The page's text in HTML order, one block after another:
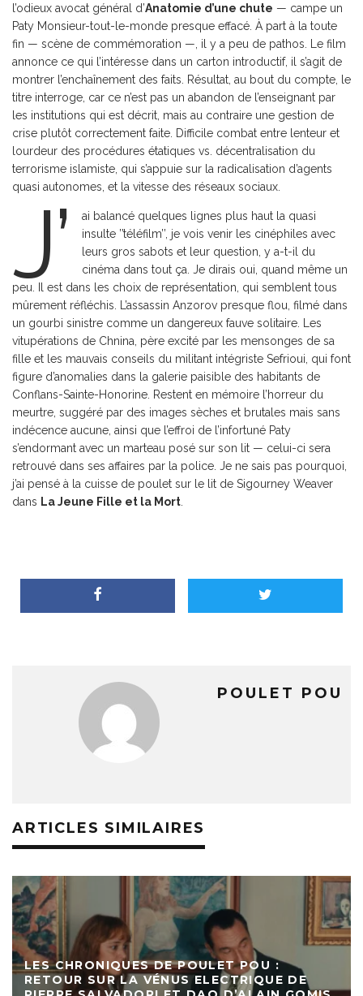
l’odieux avocat général d’Anatomie d’une chute — campe un
Paty Monsieur-tout-le-monde presque effacé. À part à la toute
fin — scène de commémoration —, il y a peu de pathos. Le film
annonce ce qui l’intéresse dans un carton introductif, il s’agit de
montrer l’enchaînement des faits. Résultat, au bout du compte, le
titre interroge, car ce n’est pas un abandon de l’enseignant par
les institutions qui est décrit, mais au contraire une gestion de
crise plutôt correctement faite. Difficile combat entre lenteur et
lourdeur des procédures étatiques vs. décentralisation du
terrorisme islamiste, qui s’appuie sur la radicalisation d’agents
quasi autonomes, et la vitesse des réseaux sociaux.
J’
ai balancé quelques lignes plus haut la quasi
insulte ’’téléfilm’’, je vois venir les cinéphiles avec
leurs gros sabots et leur question, y a-t-il du
cinéma dans tout ça. Je dirais oui, quand même un
peu. Il est dans les choix de représentation, qui semblent tous
mûrement réfléchis. L’assassin Anzorov presque flou, filmé dans
un gourbi sinistre comme un dangereux fauve solitaire. Les
vitupérations de Chnina, père excité par les mensonges de sa
fille et les mauvais conseils du militant intégriste Sefrioui, qui font
figure d’anomalies dans la galerie paisible des habitants de
Conflans-Sainte-Honorine. Restent en mémoire l’horreur du
meurtre, suggéré par des images sèches et brutales mais sans
indécence aucune, ainsi que l’effroi de l’infortuné Paty
s’endormant avec un marteau posé sur son lit — celui-ci sera
retrouvé dans ses affaires par la police. Je ne sais pas pourquoi,
j’ai pensé à la cuisse de poulet sur le lit de Sigourney Weaver
dans La Jeune Fille et la Mort
POULET POU
ARTICLES SIMILAIRES
LES CHRONIQUES DE POULET POU :
RETOUR SUR LA VÉNUS ELECTRIQUE DE